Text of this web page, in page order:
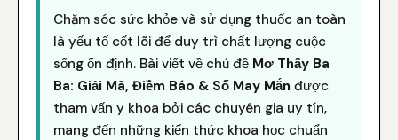
Chăm sóc sức khỏe và sử dụng thuốc an toàn
là yếu tố cốt lõi để duy trì chất lượng cuộc
sống ổn định. Bài viết về chủ đề Mơ Thấy Ba
Ba: Giải Mã, Điềm Báo & Số May Mắn được
tham vấn y khoa bởi các chuyên gia uy tín,
mang đến những kiến thức khoa học chuẩn